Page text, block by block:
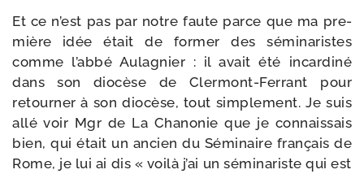
Et ce n’est pas par notre faute parce que ma pre­
mière idée était de for­mer des sémi­na­ristes
comme l’ab­bé Aulagnier : il avait été incar­di­né
dans son dio­cèse de Clermont-​Ferrant pour
retour­ner à son dio­cèse, tout sim­ple­ment. Je suis
allé voir Mgr de La Chanonie que je connais­sais
bien, qui était un ancien du Séminaire fran­çais de
Rome, je lui ai dis « voi­là j’ai un sémi­na­riste qui est